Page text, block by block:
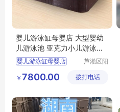
婴儿游泳缸母婴店 大型婴幼
儿游泳池 亚克力小儿游泳浴
缸
婴儿游泳缸母婴店
亚克力小儿游泳浴缸
芦淞区阳
童游泳馆
￥ 7800.00 拨打电话